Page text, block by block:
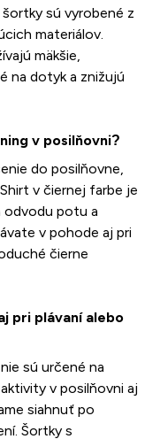
šortky sú vyrobené z
materiálov.
mäkšie,
na dotyk a znižujú
v posilňovni?
do posilňovne,
v čiernej farbe je
odvodu potu a
v pohode aj pri
čierne
pri plávaní alebo
sú určené na
v posilňovni aj
siahnuť po
Šortky s